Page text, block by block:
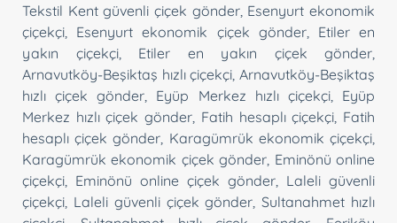
Tekstil Kent güvenli çiçek gönder, Esenyurt ekonomik
çiçekçi
Esenyurt ekonomik çiçek gönder, Etiler en
yakın çiçekçi, Etiler en yakın çiçek gönder
Arnavutköy-Beşiktaş hızlı çiçekçi ,Arnavutköy-Beşiktaş
hızlı çiçek gönder
Eyüp Merkez hızlı çiçekçi, Eyüp
Merkez hızlı çiçek gönder Fatih hesaplı çiçekçi Fatih
hesaplı çiçek gönder Karagümrük ekonomik çiçekçi
Karagümrük ekonomik çiçek gönder Eminönü online
çiçekçi
Eminönü online çiçek gönder
Laleli güvenli
çiçekçi Laleli güvenli çiçek gönder ,Sultanahmet hızlı